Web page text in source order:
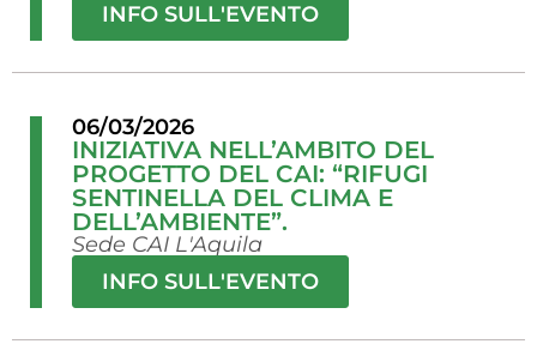
INFO SULL'EVENTO
06/03/2026
INIZIATIVA NELL’AMBITO DEL
PROGETTO DEL CAI: “RIFUGI
SENTINELLA DEL CLIMA E
DELL’AMBIENTE”.
Sede CAI L'Aquila
INFO SULL'EVENTO